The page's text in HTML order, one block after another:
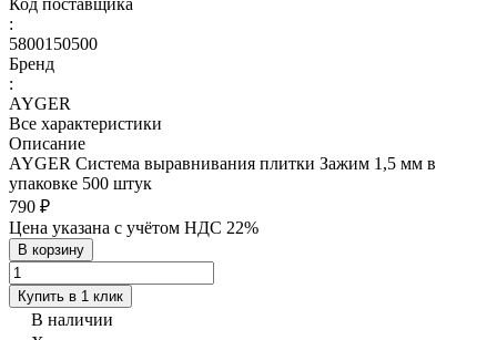
:
5800150500
Бренд
:
AYGER
Все характеристики
Описание
AYGER Система выравнивания плитки Зажим 1,5 мм в
упаковке 500 штук
790 ₽
Цена указана с учётом НДС 22%
В корзину
Купить в 1 клик
В наличии